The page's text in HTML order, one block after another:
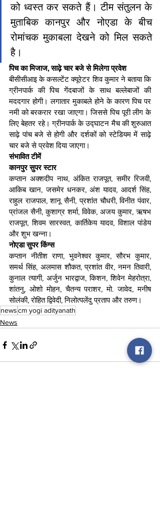
को ध्वस्त कर सकते हैं। टीम संतुलन के
मुताबिक कानपुर और नोएडा के बीच
रोमांचक मुकाबला देखने को मिल सकते
है।
पिच का मिजाज, साढ़े चार बजे से मिलेगा प्रवेश
बीसीसीआइ के कसल्टेंट क्यूरेटर शिव कुमार ने बताया कि
ग्रीनपार्क की पिच गेंदबाजों के साथ बल्लेबाजों की
मददगार होगी। लगातार मुकाबले होने के कारण पिच पर
नमी को बरकरार रखा जाएगा। जिससे पिच पूरी लीग के
लिए बेहतर रहे। ग्रीनपार्क के उद्घाटन मैच की शुरुआत
साढ़े पांच बजे से होगी और दर्शकों को स्टेडियम में साढ़े
चार बजे से प्रवेश दिया जाएगा।
संभावित टीमें
कानपुर सुपर स्टार
कप्तान अक्शदीप नाथ, अंकित राजपूत, समीर रिजवी,
आकिब खान, जसमेर धनकर, अंश यादव, आदर्श सिंह,
राहुल राजपाल, शानू सैनी, प्रशांत चौधरी, विनीत पंवार,
प्रांजल सैनी, कुशाग्र शर्मा, विवेक, अजय कुमार, ऋषभ
राजपूत, शिवम सारस्वत, कार्तिकेय यादव, विशाल पांडेय
और शुभ खन्ना।
नोएडा सुपर किंग्स
कप्तान नीतीश राणा, भुवनेश्वर कुमार, सौरभ कुमार,
समर्थ सिंह, अलमास शौकत, प्रशांत वीर, नमन तिवारी,
कुनाल त्यागी, अर्जुन भारद्वाज, किशन, शिवेन मेहरोत्रा,
शांतनु, ओशो मोहन, चैतन्य पराशर, मो. जावेद, मनीष
सोलंकी, रोहित द्विवेदी, निलोत्पलेंदु प्रताप और तरुण।
newscm yogi adityanath
News